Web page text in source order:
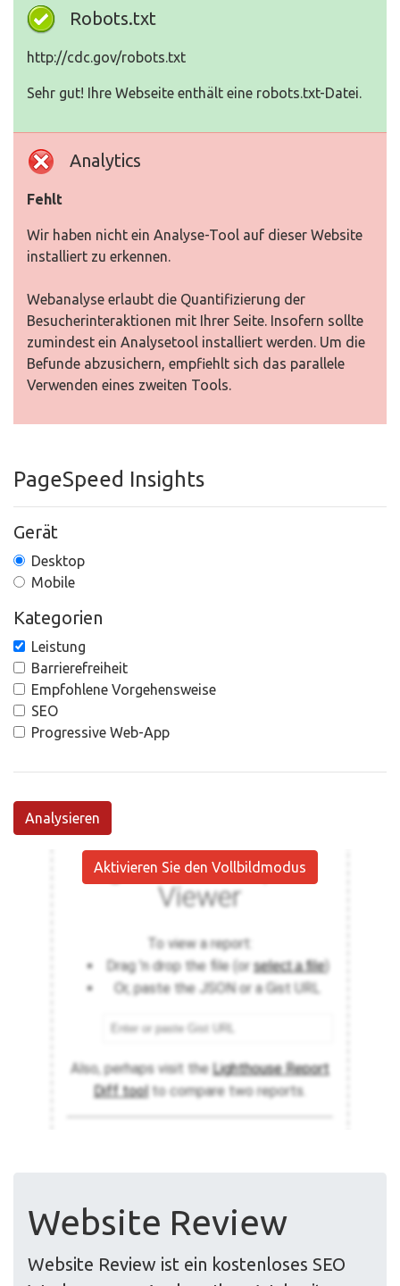
Robots.txt
http://cdc.gov/robots.txt
Sehr gut! Ihre Webseite enthält eine robots.txt-Datei.
Analytics
Fehlt
Wir haben nicht ein Analyse-Tool auf dieser Website
installiert zu erkennen.
Webanalyse erlaubt die Quantifizierung der
Besucherinteraktionen mit Ihrer Seite. Insofern sollte
zumindest ein Analysetool installiert werden. Um die
Befunde abzusichern, empfiehlt sich das parallele
Verwenden eines zweiten Tools.
PageSpeed Insights
Gerät
Desktop
Mobile
Kategorien
Leistung
Barrierefreiheit
Empfohlene Vorgehensweise
SEO
Progressive Web-App
Analysieren
Aktivieren Sie den Vollbildmodus
Website Review
Website Review ist ein kostenloses SEO